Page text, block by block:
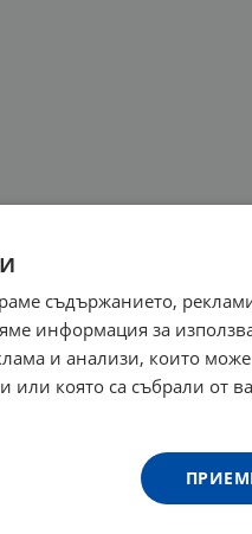
съдържанието,
информация за
и анализи, които
или която са събрали от